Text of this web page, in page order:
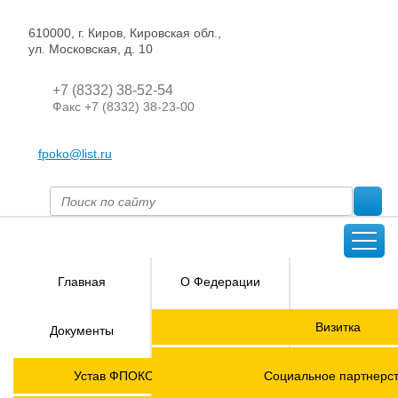
610000, г. Киров, Кировская обл.,
ул. Московская, д. 10
+7 (8332) 38-52-54
Факс +7 (8332) 38-23-00
fpoko@list.ru
Главная О Федерации
Визитка
Документы
Устав ФПОКО с изменениями от 2026 года
Социальное
Членские